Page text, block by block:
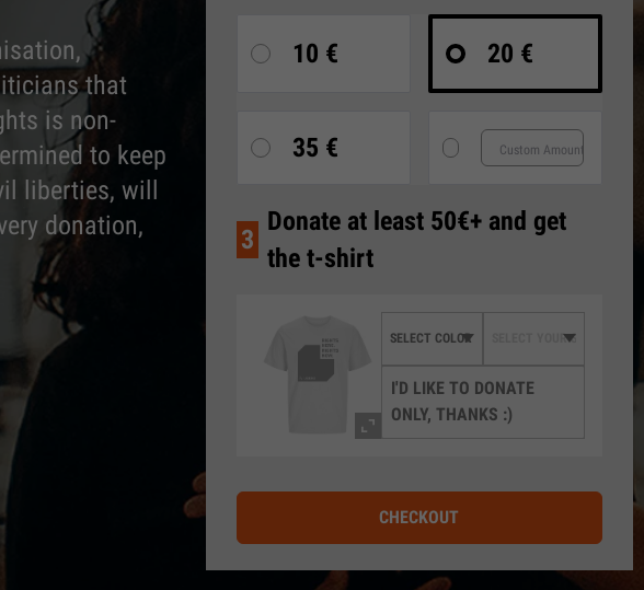
that
is non-
to keep
liberties, will
donation,
10 € 20 €
35 €
3
Donate at least 50€+ and get
the t-shirt
I'D LIKE TO DONATE
ONLY, THANKS :)
CHECKOUT